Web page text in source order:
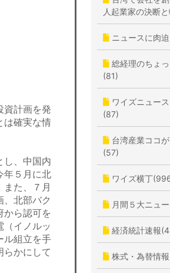
資計画を発
は確実な情
し、中国内
年５月に北
た、７月
北部バク
から認可を
イノルッ
ル組立を手
らかにして
人起業家の決断
ニュースに肉
総経理のちょ
(81)
ワイズニュー
(87)
台湾産業ココ
(57)
ワイズ横丁
月間５大ニュ
経済統計速報
株式・為替情